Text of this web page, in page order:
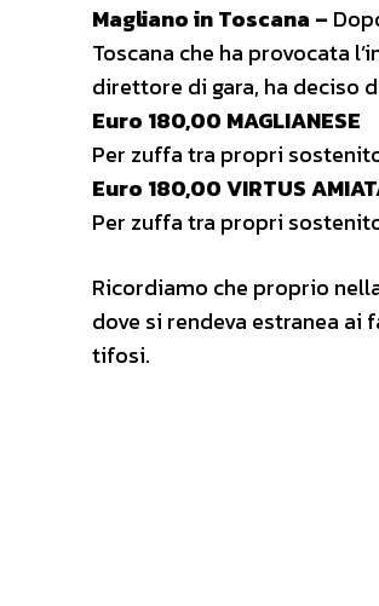
Magliano in Toscana –
Toscana che ha provocata
direttore di gara, ha deciso
Euro 180,00 MAGLIANESE
Per zuffa tra propri
Euro 180,00 VIRTUS
Per zuffa tra propri
Ricordiamo che proprio
dove si rendeva estranea
tifosi.